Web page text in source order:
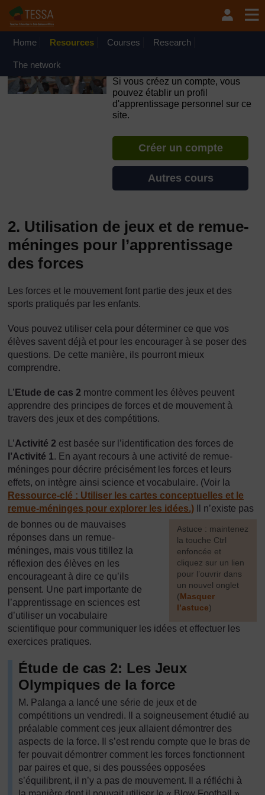
Passer au contenu principal
OpenLearn Create will be unavailable on Wednesday 12
August 2026 from 8am to 10.30am (GMT) due to routine
Home Resources Courses Research
The network
Si vous créez un compte, vous
pouvez établir un profil
d'apprentissage personnel sur ce
site.
Créer un compte
Autres cours
2. Utilisation de jeux et de remue-
méninges pour l’apprentissage
des forces
Les forces et le mouvement font partie des jeux et des
sports pratiqués par les enfants.
Vous pouvez utiliser cela pour déterminer ce que vos
élèves savent déjà et pour les encourager à se poser des
questions. De cette manière, ils pourront mieux
comprendre.
L’ Etude de cas 2 montre comment les élèves peuvent
apprendre des principes de forces et de mouvement à
travers des jeux et des compétitions.
L’Activité 2 est basée sur l’identification des forces de
l’Activité 1. En ayant recours à une activité de remue-
méninges pour décrire précisément les forces et leurs
effets, on intègre ainsi science et vocabulaire. (Voir la
Ressource-clé : Utiliser les cartes conceptuelles et le
remue-méninges pour explorer les idées.)
[Astuce : maintenez
la touche Ctrl
enfoncée et
cliquez sur un lien
pour l’ouvrir dans
un nouvel onglet
(Masquer
l’astuce)
]
Il n’existe pas
de bonnes ou de mauvaises
réponses dans un remue-
méninges, mais vous titillez la
réflexion des élèves en les
encourageant à dire ce qu’ils
pensent. Une part importante de
l’apprentissage en sciences est
d’utiliser un vocabulaire
scientifique pour communiquer les idées et effectuer les
exercices pratiques.
Étude de cas 2: Les Jeux
Olympiques de la force
M. Palanga a lancé une série de jeux et de
compétitions un vendredi. Il a soigneusement étudié au
préalable comment ces jeux allaient démontrer des
aspects de la force. Il s’est rendu compte que le bras de
fer pouvait démontrer comment les forces fonctionnent
par paires et que, si des poussées opposées
s’équilibrent, il n’y a pas de mouvement. Il a réfléchi à